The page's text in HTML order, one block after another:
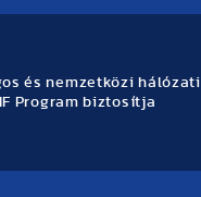
és nemzetközi hálózati
Program biztosítja